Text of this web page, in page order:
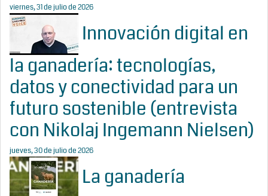
viernes, 31 de julio de 2026
Innovación digital en
la ganadería: tecnologías,
datos y conectividad para un
futuro sostenible (entrevista
con Nikolaj Ingemann Nielsen)
jueves, 30 de julio de 2026
La ganadería